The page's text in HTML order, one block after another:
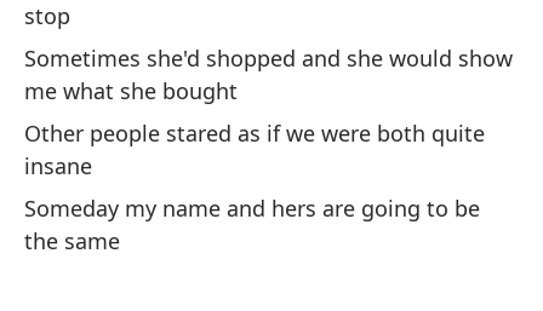
stop
Sometimes she'd shopped and she would show
me what she bought
Other people stared as if we were both quite
insane
Someday my name and hers are going to be
the same